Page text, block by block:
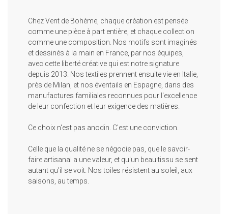
coussin
extérieur
TROPICAL doré
39,00 €
de
coussin
extérieur
LOTUS
jaune
de
coussin
extérieur
LOTUS
doré
Chez Vent de Bohème, chaque création est pensée
comme une pièce à part entière, et chaque collection
comme une composition. Nos motifs sont imaginés
et dessinés à la main en France, par nos équipes,
avec cette liberté créative qui est notre signature
depuis 2013. Nos textiles prennent ensuite vie en Italie,
près de Milan, et nos éventails en Espagne, dans des
manufactures familiales reconnues pour l'excellence
de leur confection et leur exigence des matières.
Ce choix n'est pas anodin. C'est une conviction.
Celle que la qualité ne se négocie pas, que le savoir-
faire artisanal a une valeur, et qu'un beau tissu se sent
autant qu'il se voit. Nos toiles résistent au soleil, aux
saisons, au temps.